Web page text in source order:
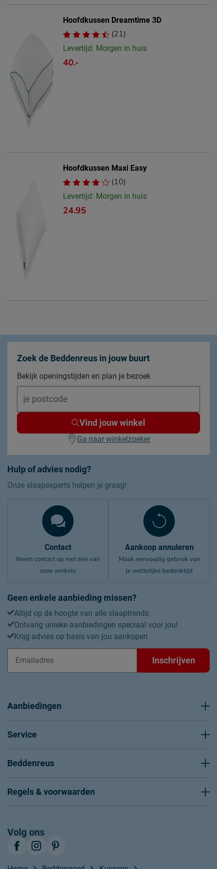
Hoofdkussen Dreamtime 3D
(21)
Levertijd: Morgen in huis
40.-
Hoofdkussen Maxi Easy
(10)
Levertijd: Morgen in huis
24.95
Hulp of advies nodig?
Onze slaapexperts helpen je graag!
Contact
Neem contact op met één van
onze winkels
Aankoop annuleren
Maak eenvoudig gebruik van
je wettelijke bedenktijd
Geen enkele aanbieding missen?
Altijd op de hoogte van alle slaaptrends
Ontvang unieke aanbiedingen speciaal voor jou!
Krijg advies op basis van jou aankopen
Inschrijven
Zoek de Beddenreus in jouw buurt
Bekijk openingstijden en plan je bezoek
Vind jouw winkel
Ga naar winkelzoeker
Aanbiedingen
Service
Beddenreus
Regels & voorwaarden
Volg ons